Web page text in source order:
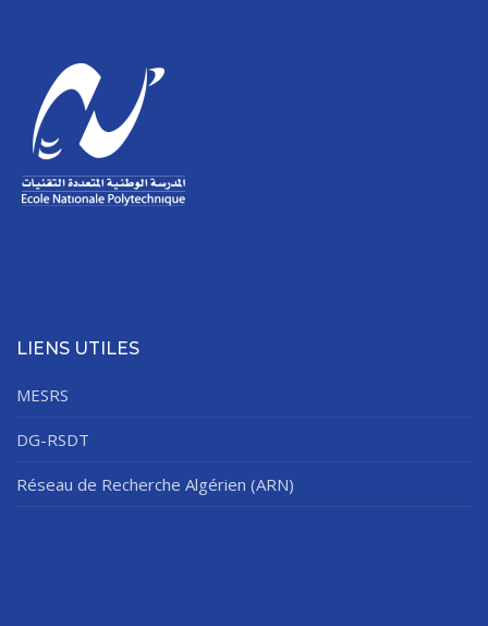
LIENS UTILES
MESRS
DG-RSDT
Réseau de Recherche Algérien (ARN)